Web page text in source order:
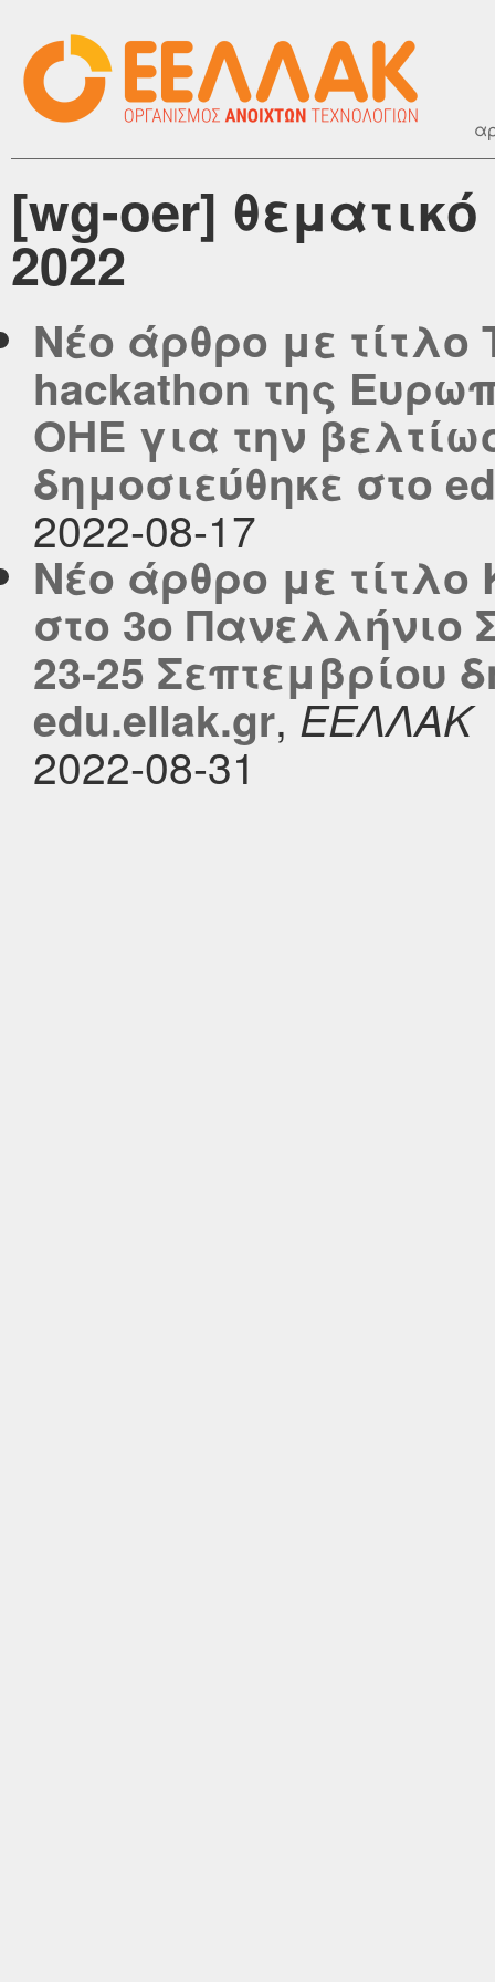
[wg-oer]
2022
Νέο άρθρο με
hackathon της
OHE για την
δημοσιεύθηκε στο
2022-08-17
Νέο άρθρο με
στο 3ο Πανελλήνιο
23-25 Σεπτεμβρίου
edu.ellak.gr,ΕΕΛΛΑΚ
2022-08-31